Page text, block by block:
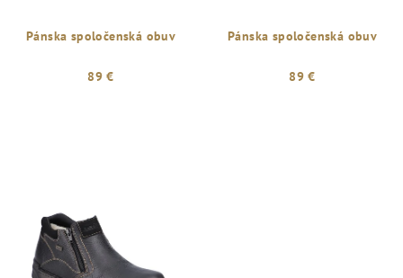
Pánska spoločenská obuv
89 €
Pánska spoločenská obuv
89 €